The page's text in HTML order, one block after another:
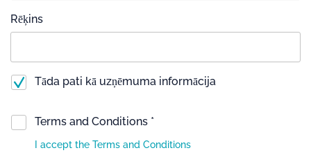
Rēķins
Tāda pati kā uzņēmuma informācija
Terms and Conditions *
I accept the Terms and Conditions